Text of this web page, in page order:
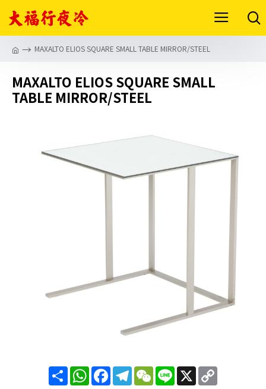
MAXALTO ELIOS SQUARE SMALL TABLE MIRROR/STEEL
MAXALTO ELIOS SQUARE SMALL
TABLE MIRROR/STEEL
分
享
WhatsAppFacebookTelegram
WeChat
Line X Copy
Link